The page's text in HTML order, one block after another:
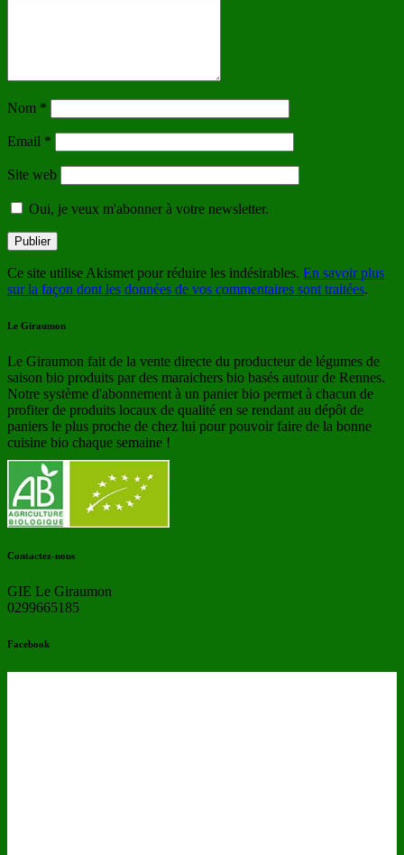
Nom *
Email *
Site web
Oui, je veux m'abonner à votre newsletter.
Ce site utilise Akismet pour réduire les indésirables. En savoir plus
sur la façon dont les données de vos commentaires sont traitées.
Le Giraumon
Le Giraumon fait de la vente directe du producteur de légumes de
saison bio produits par des maraichers bio basés autour de Rennes.
Notre système d'abonnement à un panier bio permet à chacun de
profiter de produits locaux de qualité en se rendant au dépôt de
paniers le plus proche de chez lui pour pouvoir faire de la bonne
cuisine bio chaque semaine !
Contactez-nous
GIE Le Giraumon
0299665185
Facebook